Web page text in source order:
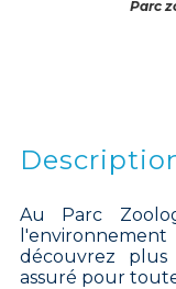
Parc
Au Parc
découvrez plus
assuré pour